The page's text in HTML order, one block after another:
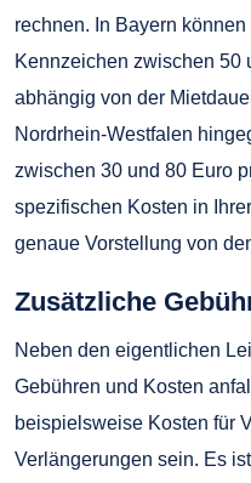
rechnen. In Bayern
Kennzeichen zwischen 50
abhängig von der
Nordrhein-Westfalen
zwischen 30 und 80 Euro
spezifischen Kosten in
genaue Vorstellung von
Zusätzliche
Neben den eigentlichen
Gebühren und Kosten
beispielsweise Kosten für
Verlängerungen sein. Es